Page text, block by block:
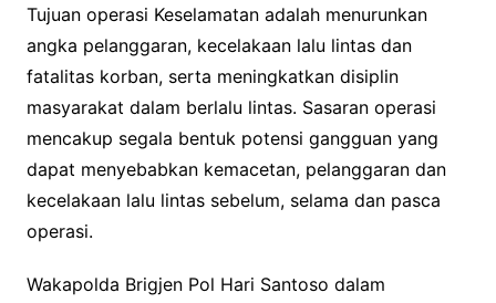
Tujuan operasi Keselamatan adalah menurunkan
angka pelanggaran, kecelakaan lalu lintas dan
fatalitas korban, serta meningkatkan disiplin
masyarakat dalam berlalu lintas. Sasaran operasi
mencakup segala bentuk potensi gangguan yang
dapat menyebabkan kemacetan, pelanggaran dan
kecelakaan lalu lintas sebelum, selama dan pasca
operasi.
Wakapolda Brigjen Pol Hari Santoso dalam